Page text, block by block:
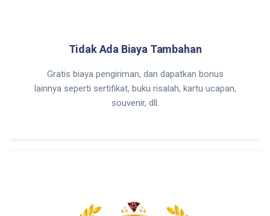
Tidak Ada Biaya Tambahan
Gratis biaya pengiriman, dan dapatkan bonus
lainnya seperti sertifikat, buku risalah, kartu ucapan,
souvenir, dll.